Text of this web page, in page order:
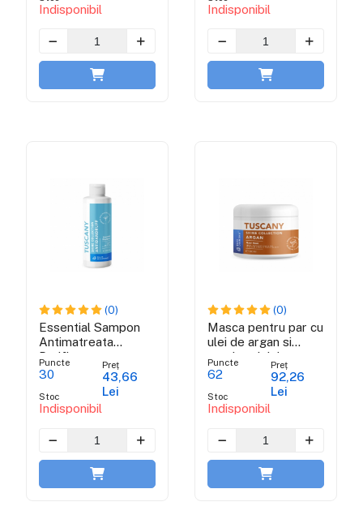
Indisponibil Indisponibil
(0)
Essential Sampon
Antimatreata
Purificator -
Tuscany Shine
Puncte
30
Stoc
Indisponibil
Preț
43,66
Lei
(0)
Masca pentru par cu
ulei de argan si
coada calului -
Tuscany Shine
Puncte
62
Stoc
Indisponibil
Preț
92,26
Lei